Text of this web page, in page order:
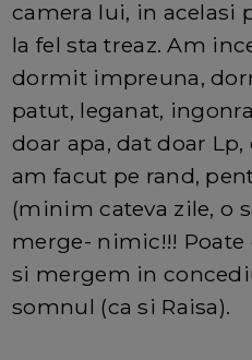
camera lui, in acelasi
la fel sta treaz. Am
dormit impreuna,
patut, leganat,
doar apa, dat doar Lp,
am facut pe rand,
(minim cateva zile, o
merge- nimic!!!
si mergem in
somnul (ca si Raisa).